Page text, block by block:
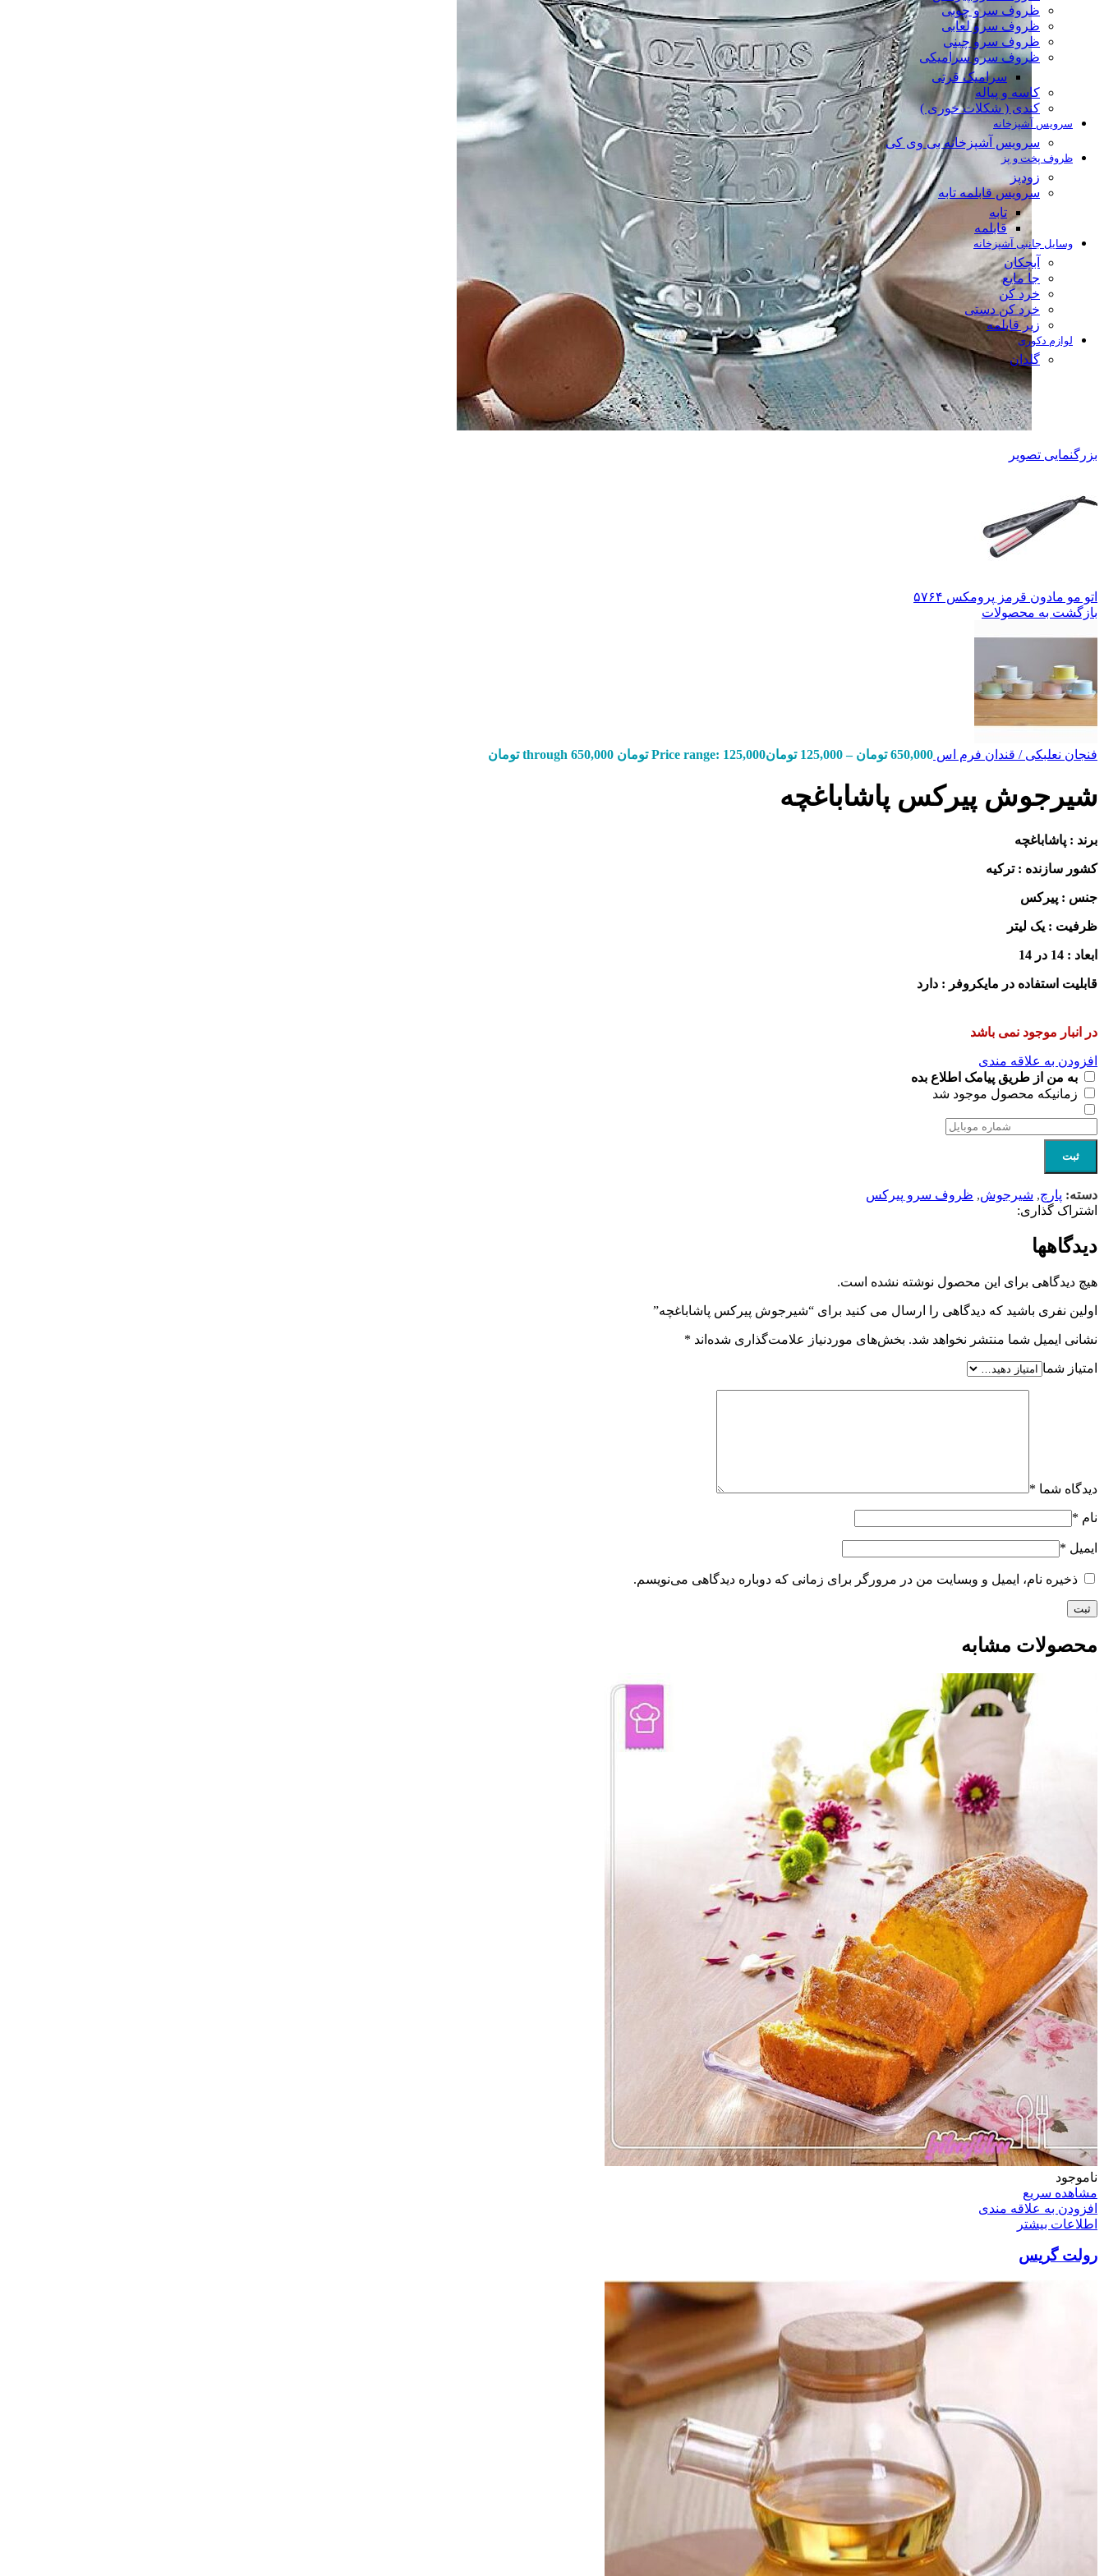
ظروف سرو چوبی
ظروف سرو لعابی
ظروف سرو چینی
ظروف سرو سرامیکی
سرامیک قرتی
کاسه و پیاله
کندی ( شکلات خوری )
سرویس آشپزخانه
سرویس آشپزخانه بی وی کی
ظروف پخت و پز
زودپز
سرویس قابلمه تابه
تابه
قابلمه
وسایل جانبی آشپزخانه
آبچکان
جا مایع
خرد کن
خرد کن دستی
زیر قابلمه
لوازم دکوری
گلدان
بزرگنمایی تصویر
اتو مو مادون قرمز پرومکس ۵۷۶۴
بازگشت به محصولات
فنجان نعلبکی / قندان فرم اس 650,000 تومان –
125,000 تومانPrice range: 125,000 تومان through 650,000 تومان
شیرجوش پیرکس پاشاباغچه
برند : پاشاباغچه
کشور سازنده : ترکیه
جنس : پیرکس
ظرفیت : یک لیتر
ابعاد : 14 در 14
قابلیت استفاده در مایکروفر : دارد
در انبار موجود نمی باشد
افزودن به علاقه مندی
به من از طریق پیامک اطلاع بده
زمانیکه محصول موجود شد
ثبت
دسته: پارچ, شیرجوش, ظروف سرو پیرکس
اشتراک گذاری:
دیدگاهها
هیچ دیدگاهی برای این محصول نوشته نشده است.
اولین نفری باشید که دیدگاهی را ارسال می کنید برای “شیرجوش پیرکس پاشاباغچه”
نشانی ایمیل شما منتشر نخواهد شد. بخش‌های موردنیاز علامت‌گذاری شده‌اند *
امتیاز شما
دیدگاه شما *
نام *
ایمیل *
ذخیره نام، ایمیل و وبسایت من در مرورگر برای زمانی که دوباره دیدگاهی می‌نویسم.
محصولات مشابه
ناموجود
مشاهده سریع
افزودن به علاقه مندی
اطلاعات بیشتر
رولت گریس